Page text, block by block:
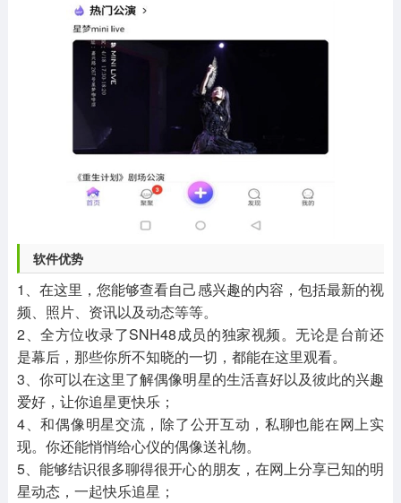
软件优势
1、在这里，您能够查看自己感兴趣的内容，包括最新的视
频、照片、资讯以及动态等等。
2、全方位收录了SNH48成员的独家视频。无论是台前还
是幕后，那些你所不知晓的一切，都能在这里观看。
3、你可以在这里了解偶像明星的生活喜好以及彼此的兴趣
爱好，让你追星更快乐；
4、和偶像明星交流，除了公开互动，私聊也能在网上实
现。你还能悄悄给心仪的偶像送礼物。
5、能够结识很多聊得很开心的朋友，在网上分享已知的明
星动态，一起快乐追星；